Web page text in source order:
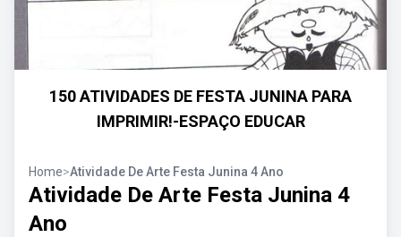
150 ATIVIDADES DE FESTA JUNINA PARA
IMPRIMIR!-ESPAÇO EDUCAR
Home>Atividade De Arte Festa Junina 4 Ano
Atividade De Arte Festa Junina 4
Ano